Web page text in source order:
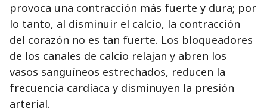
provoca una contracción más fuerte y dura; por
lo tanto, al disminuir el calcio, la contracción
del corazón no es tan fuerte. Los bloqueadores
de los canales de calcio relajan y abren los
vasos sanguíneos estrechados, reducen la
frecuencia cardíaca y disminuyen la presión
arterial.